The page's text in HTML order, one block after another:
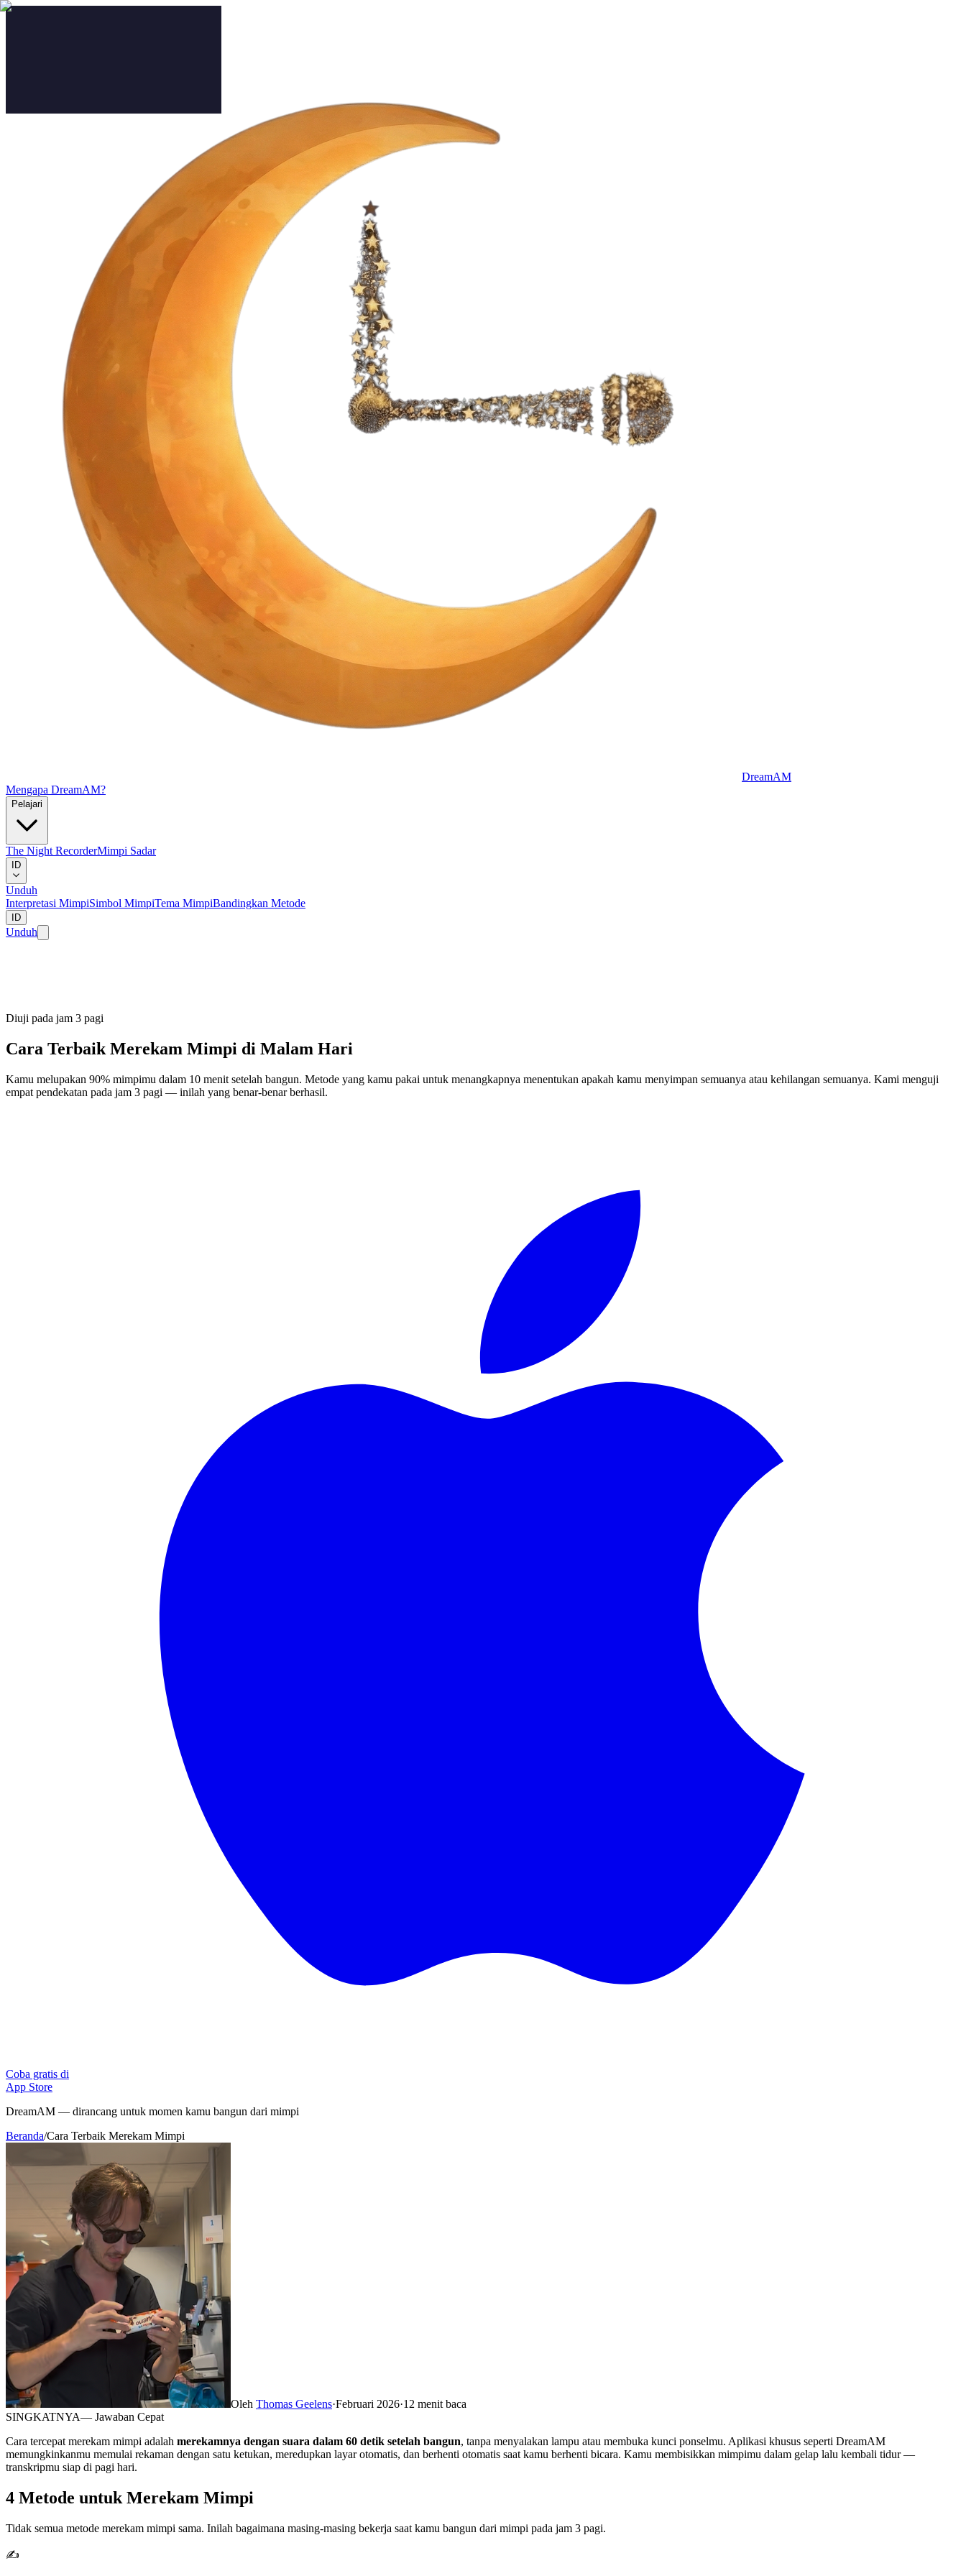
DreamAM
Mengapa DreamAM?
Pelajari
The Night RecorderMimpi Sadar
ID
Unduh
Interpretasi MimpiSimbol MimpiTema MimpiBandingkan Metode
ID
Unduh
Diuji pada jam 3 pagi
Cara Terbaik Merekam Mimpi di Malam Hari
Kamu melupakan 90% mimpimu dalam 10 menit setelah bangun. Metode yang kamu pakai untuk menangkapnya menentukan apakah kamu menyimpan semuanya atau kehilangan semuanya. Kami menguji
empat pendekatan pada jam 3 pagi — inilah yang benar-benar berhasil.
Coba gratis di
App Store
DreamAM — dirancang untuk momen kamu bangun dari mimpi
Beranda/Cara Terbaik Merekam Mimpi
Oleh Thomas Geelens·Februari 2026·12 menit baca
SINGKATNYA— Jawaban Cepat
Cara tercepat merekam mimpi adalah merekamnya dengan suara dalam 60 detik setelah bangun, tanpa menyalakan lampu atau membuka kunci ponselmu. Aplikasi khusus seperti DreamAM
memungkinkanmu memulai rekaman dengan satu ketukan, meredupkan layar otomatis, dan berhenti otomatis saat kamu berhenti bicara. Kamu membisikkan mimpimu dalam gelap lalu kembali tidur —
transkripmu siap di pagi hari.
4 Metode untuk Merekam Mimpi
Tidak semua metode merekam mimpi sama. Inilah bagaimana masing-masing bekerja saat kamu bangun dari mimpi pada jam 3 pagi.
✍